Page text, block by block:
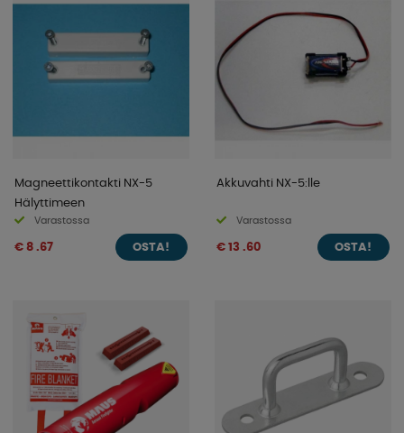
Magneettikontakti NX-5
Hälyttimeen
Varastossa
€ 8 .67 OSTA!
Akkuvahti NX-5:lle
Varastossa
€ 13 .60 OSTA!